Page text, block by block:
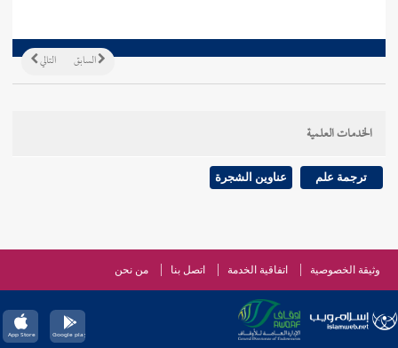
التالي السابق
الخدمات العلمية
ترجمة علم عناوين الشجرة
وثيقة الخصوصية اتفاقية الخدمة اتصل بنا من نحن